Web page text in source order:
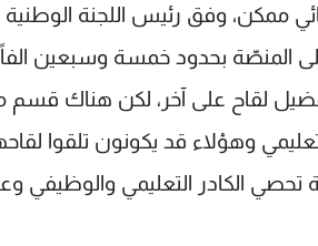
ممكن، وفق رئيس اللجنة الوطنية
المنصّة بحدود خمسة وسبعين
لقاح على آخر، لكن هناك
وهؤلاء قد يكونون تلقوا
تحصي الكادر التعليمي والوظيفي